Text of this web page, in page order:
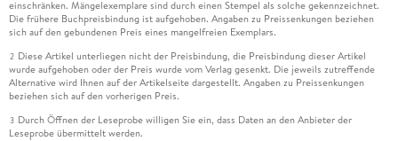
einschränken. Mängelexemplare sind durch einen Stempel als solche gekennzeichnet.
Die frühere Buchpreisbindung ist aufgehoben. Angaben zu Preissenkungen beziehen
sich auf den gebundenen Preis eines mangelfreien Exemplars.
2 Diese Artikel unterliegen nicht der Preisbindung, die Preisbindung dieser Artikel
wurde aufgehoben oder der Preis wurde vom Verlag gesenkt. Die jeweils zutreffende
Alternative wird Ihnen auf der Artikelseite dargestellt. Angaben zu Preissenkungen
beziehen sich auf den vorherigen Preis.
3 Durch Öffnen der Leseprobe willigen Sie ein, dass Daten an den Anbieter der
Leseprobe übermittelt werden.